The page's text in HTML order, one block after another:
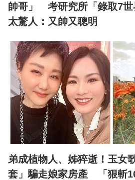
帥哥」 考研究所「錄取7世
太驚人：又帥又聰明
弟成植物人、姊猝逝！玉女
套」騙走娘家房產 「狠斬